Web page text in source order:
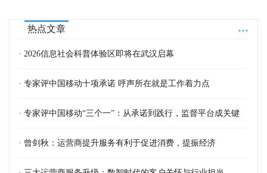
...
热点文章
· 2026信息社会科普体验区即将在武汉启幕
· 专家评中国移动十项承诺 呼声所在就是工作着力点
· 专家评中国移动“三个一”：从承诺到践行，监督平台成关键
· 曾剑秋：运营商提升服务有利于促进消费，提振经济